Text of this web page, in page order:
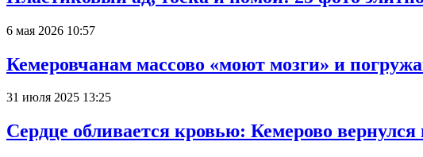
6 мая 2026 10:57
Кемеровчанам массово «моют мозги» и
31 июля 2025 13:25
Сердце обливается кровью: Кемерово